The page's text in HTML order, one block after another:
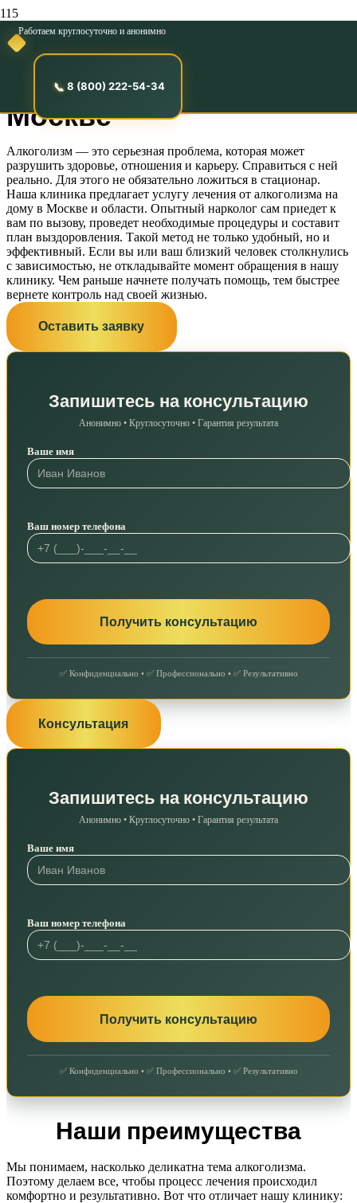
Работаем круглосуточно и анонимно
8 (800) 222-54-34
Лечение от
алкоголизма на дому в
Москве
Алкоголизм — это серьезная проблема, которая может
разрушить здоровье, отношения и карьеру. Справиться с ней
реально. Для этого не обязательно ложиться в стационар.
Наша клиника предлагает услугу лечения от алкоголизма на
дому в Москве и области. Опытный нарколог сам приедет к
вам по вызову, проведет необходимые процедуры и составит
план выздоровления. Такой метод не только удобный, но и
эффективный. Если вы или ваш близкий человек столкнулись
с зависимостью, не откладывайте момент обращения в нашу
клинику. Чем раньше начнете получать помощь, тем быстрее
вернете контроль над своей жизнью.
Оставить заявку
Запишитесь на консультацию
Анонимно • Круглосуточно • Гарантия результата
Ваше имя
Ваш номер телефона
✅ Конфиденциально • ✅ Профессионально • ✅ Результативно
Консультация
Запишитесь на консультацию
Анонимно • Круглосуточно • Гарантия результата
Ваше имя
Ваш номер телефона
✅ Конфиденциально • ✅ Профессионально • ✅ Результативно
Наши преимущества
Мы понимаем, насколько деликатна тема алкоголизма.
Поэтому делаем все, чтобы процесс лечения происходил
комфортно и результативно. Вот что отличает нашу клинику: